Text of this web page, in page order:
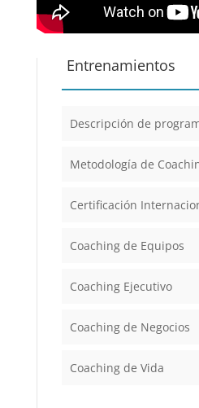
Entrenamientos
Descripción de
Metodología de
Certificación
Coaching de Equipos
Coaching Ejecutivo
Coaching de Negocios
Coaching de Vida